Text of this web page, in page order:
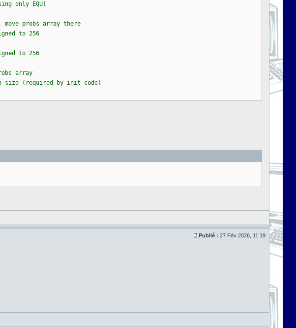
only EQU)
probs array there
to 256
to 256
array
by init code)
Publié : 27 Fév 2026, 11:19